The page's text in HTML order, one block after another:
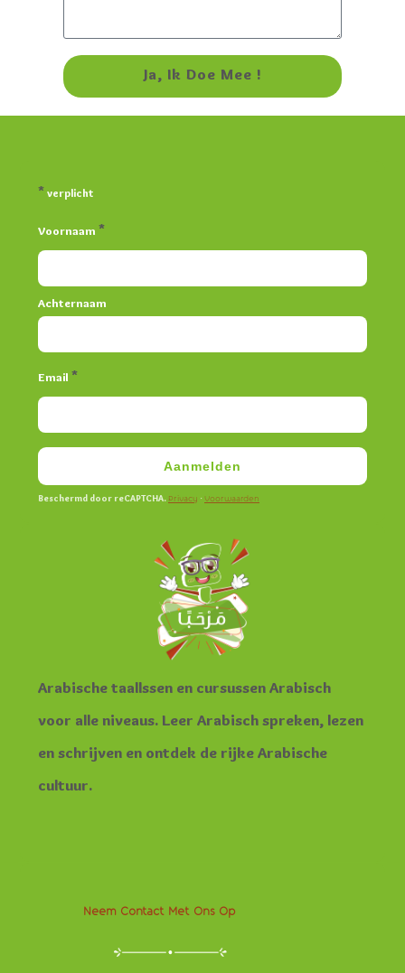
Ja, Ik Doe Mee​ !
*verplicht
Voornaam *
Achternaam
Email *
Aanmelden
Beschermd door reCAPTCHA. Privacy · Voorwaarden
Arabische taallssen en cursussen Arabisch
voor alle niveaus. Leer Arabisch spreken, lezen
en schrijven en ontdek de rijke Arabische
cultuur.
Neem Contact Met Ons Op